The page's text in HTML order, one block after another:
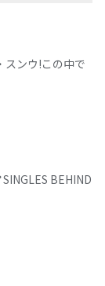
スンウ!この中で
BEHIND